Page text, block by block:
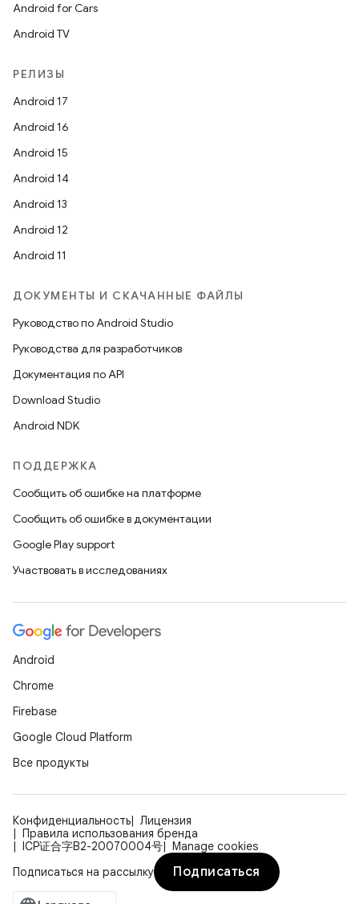
Android for Cars
Android TV
РЕЛИЗЫ
Android 17
Android 16
Android 15
Android 14
Android 13
Android 12
Android 11
ДОКУМЕНТЫ И СКАЧАННЫЕ ФАЙЛЫ
Руководство по Android Studio
Руководства для разработчиков
Документация по API
Download Studio
Android NDK
ПОДДЕРЖКА
Сообщить об ошибке на платформе
Сообщить об ошибке в документации
Google Play support
Участвовать в исследованиях
Android
Chrome
Firebase
Google Cloud Platform
Все продукты
Конфиденциальность
Лицензия
Правила использования бренда
ICP证合字B2-20070004号
Manage cookies
Подписаться на рассылку
Подписаться